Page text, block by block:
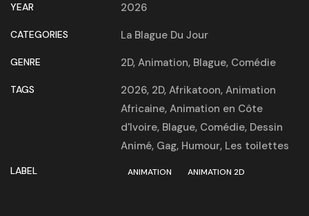
YEAR 2026
CATEGORIES La Blague Du Jour
GENRE 2D, Animation, Blague, Comédie
TAGS 2026, 2D, Afrikatoon, Animation
Africaine, Animation en Côte
d'Ivoire, Blague, Comédie, Dessin
Animé, Gag, Humour, Les toilettes
LABEL ANIMATION ANIMATION 2D